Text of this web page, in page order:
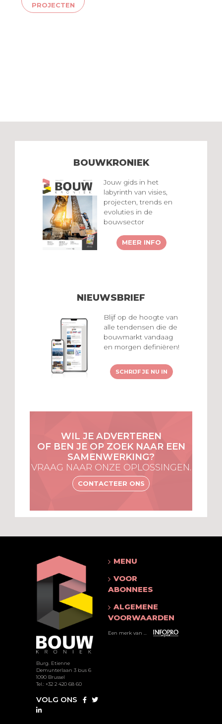
PROJECTEN
BOUWKRONIEK
Jouw gids in het
labyrinth van visies,
projecten, trends en
evoluties in de
bouwsector
MEER INFO
NIEUWSBRIEF
Blijf op de hoogte van
alle tendensen die de
bouwmarkt vandaag
en morgen definiëren!
SCHRIJF JE NU IN
WIL JE ADVERTEREN
OF BEN JE OP ZOEK NAAR EEN
SAMENWERKING?
VRAAG NAAR ONZE OPLOSSINGEN.
CONTACTEER ONS
Burg. Etienne
Demunterlaan 3 bus 6
1090 Brussel
Tel.: +32 2 420 68 60
VOLG ONS
MENU
VOOR
ABONNEES
ALGEMENE
VOORWAARDEN
Een merk van ...